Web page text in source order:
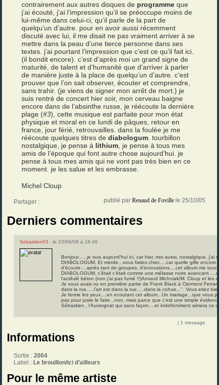
contrairement aux autres disques de programme que
j’ai écouté, j’ai l’impression qu’il se préoccupe moins de
lui-même dans celui-ci, qu’il parle de la part de
quelqu’un d’autre. pour en avoir aussi récemment
discuté avec lui, il me disait ne pas vraiment arriver à se
mettre dans la peau d’une tierce personne dans ses
textes. j’ai pourtant l’impression que c’est ce qu’il fait ici.
(il bondit encore). c’est d’après moi un grand signe de
maturité, de talent et d’humanité que d’arriver à parler
de manière juste à la place de quelqu’un d’autre. c’est
prouver que l’on sait observer, écouter et comprendre,
sans trahir. (je viens de signer mon arrêt de mort.) je
suis rentré de concert hier soir, mon cerveau baigne
encore dans de l’absinthe russe, je réécoute la dernière
plage (#3), cette musique est parfaite pour mon état
physique et moral en ce lundi de pâques, retour en
france, jour férié, retrouvailles. dans la foulée je me
réécoute quelques titres dediabologum . tourbillon
nostalgique, je pense à lithium , je pense à tous mes
amis de l’époque qui font autre chose aujourd’hui. je
pense à tous mes amis qui ne vont pas très bien en ce
moment. je les salue et les embrasse.
Michel Cloup
Partager : publié par Renaud de Foville le 25/10/05
Derniers commentaires
Sebastien03 - le 23/06/06 à 16:48
Bonjour......je suis aujourd’hui ici, car hier, moi aussi, nostalgique,
DIABOLOGUM. Et merde...vous faites chier.....car quelle gifle
d’écoute....après tant de groupes, d’innovations....cet album me
DIABOLOGUM, c’était c’était comme une mélasse noire
l’acidulé béton (non j’ai pas fumé !!)Arnaud Michniak/M. Cloup et les
Je vous avais vu en première partie de Frank Black à Clermont
dans la rue.....l’art est dans la rue.....dans la cohue...". Vous etiez
Je ferme les yeux....en ecoutant cet album...Un mariage...que vous
pas pour juste le faire...non, mais parce que c’est une simple
Sébastien , l’Auvergnat qui sans façon....et indefinniment aimera ce
| 1 message
Informations
Sortie :2004
Label : Le brouillon/ici d’ailleurs
Pour le même artiste